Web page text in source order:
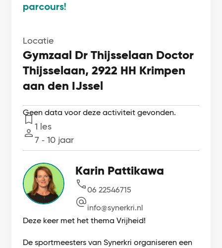
parcours!
Locatie
Gymzaal Dr Thijsselaan Doctor
Thijsselaan, 2922 HH Krimpen
aan den IJssel
Geen data voor deze activiteit gevonden.
Lessen
1 les
Leeftijd
7 ‐ 10 jaar
Karin Pattikawa
06 22546715
info@synerkri.nl
Deze keer met het thema Vrijheid!
De sportmeesters van Synerkri organiseren een